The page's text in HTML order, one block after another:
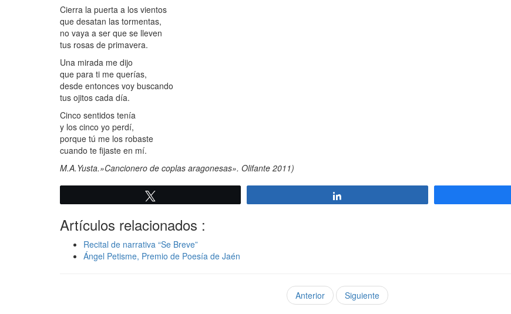
Cierra la puerta a los vientos
que desatan las tormentas,
no vaya a ser que se lleven
tus rosas de primavera.
Una mirada me dijo
que para ti me querías,
desde entonces voy buscando
tus ojitos cada día.
Cinco sentidos tenía
y los cinco yo perdí,
porque tú me los robaste
cuando te fijaste en mí.
M.A.Yusta.»Cancionero de coplas aragonesas». Olifante 2011)
Artículos relacionados :
Recital de narrativa “Se Breve”
Ángel Petisme, Premio de Poesía de Jaén
Anterior Siguiente